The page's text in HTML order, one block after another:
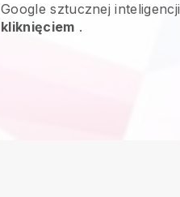
Google sztucznej inteligencji
kliknięciem .